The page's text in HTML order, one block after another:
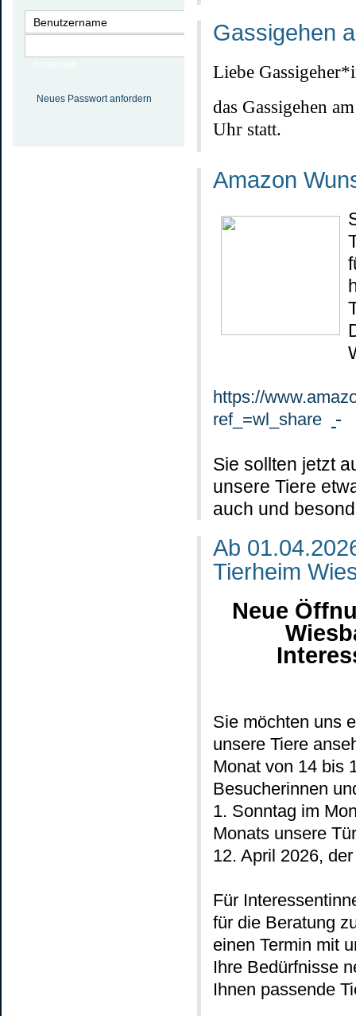
Gassigehen
Liebe
das Gassigehen
Uhr statt.
Amazon
https://
ref_=wl_share
Sie sollten jetzt
unsere Tiere
auch und
Ab
Tierheim
Neue
Sie möchten uns
unsere Tiere
Monat von 14 bis
Besucherinnen
1. Sonntag im
Monats unsere
12. April 2026,
Für
für die Beratung
einen Termin mit
Ihre Bedürfnisse
Ihnen passende
Neues Passwort anfordern